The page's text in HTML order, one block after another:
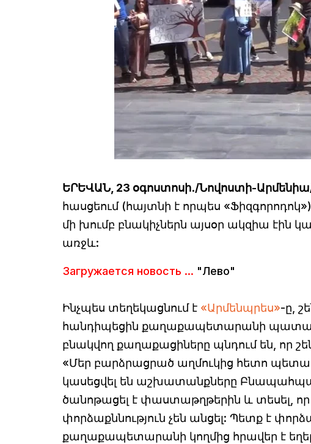
ԵՐԵՎԱՆ, 23 օգոստոսի․/Նովոստի-
հասցեում (հայտնի է որպես
մի խումբ բնակիչներն այսօր ակզիա
առջև:
Загружается новость ... "Лево"
Ինչպես տեղեկացնում է «Արմենպրես»-ը,
հանդիպեցին քաղաքապետարանի
բնակվող քաղաքացիները պնդում են, որ
«Մեր բարձրացրած աղմուկից հետո
կասեցվել են աշխատանքները
ծանոթացել է փաստաթղթերին և
փորձաքննություն չեն անցել: Պետք է
քաղաքապետարանի կողմից հրավեր է